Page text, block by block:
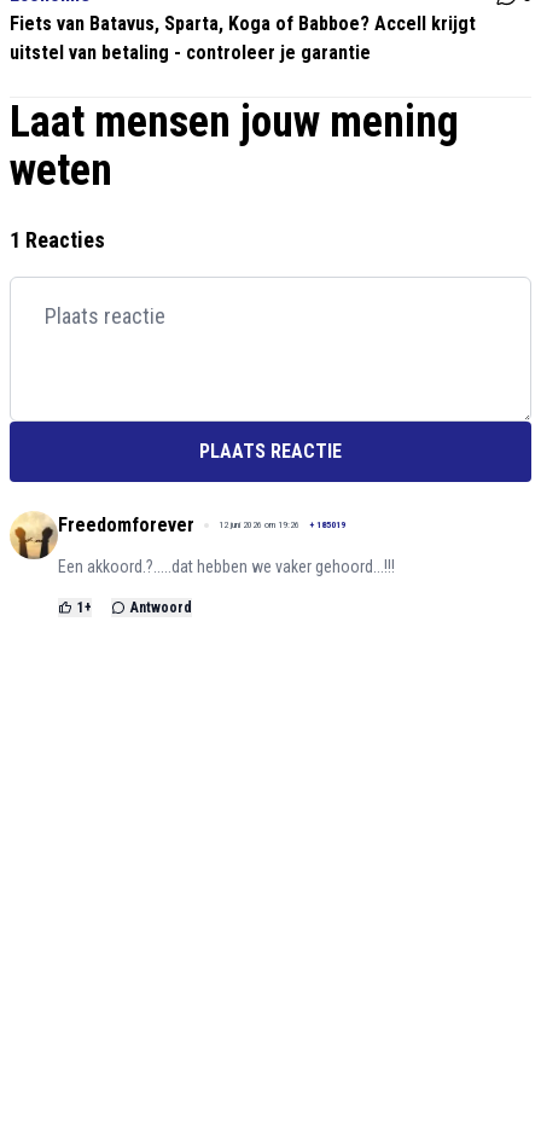
Fiets van Batavus, Sparta, Koga of Babboe? Accell krijgt
uitstel van betaling - controleer je garantie
Laat mensen jouw mening
weten
1 Reacties
PLAATS REACTIE
Freedomforever 12 juni 2026 om 19:26 + 185019
Een akkoord.?.....dat hebben we vaker gehoord...!!!
1 + Antwoord